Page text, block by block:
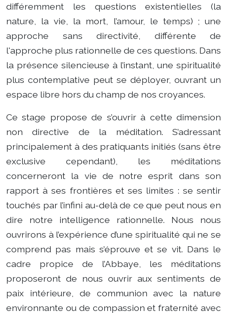
différemment les questions existentielles (la
nature, la vie, la mort, l’amour, le temps) ; une
approche sans directivité, différente de
l'approche plus rationnelle de ces questions. Dans
la présence silencieuse à l’instant, une spiritualité
plus contemplative peut se déployer, ouvrant un
espace libre hors du champ de nos croyances.
Ce stage propose de s’ouvrir à cette dimension
non directive de la méditation. S’adressant
principalement à des pratiquants initiés (sans être
exclusive cependant), les méditations
concerneront la vie de notre esprit dans son
rapport à ses frontières et ses limites : se sentir
touchés par l’infini au-delà de ce que peut nous en
dire notre intelligence rationnelle. Nous nous
ouvrirons à l’expérience d’une spiritualité qui ne se
comprend pas mais s’éprouve et se vit. Dans le
cadre propice de l’Abbaye, les méditations
proposeront de nous ouvrir aux sentiments de
paix intérieure, de communion avec la nature
environnante ou de compassion et fraternité avec